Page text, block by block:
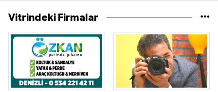
Vitrindeki Firmalar